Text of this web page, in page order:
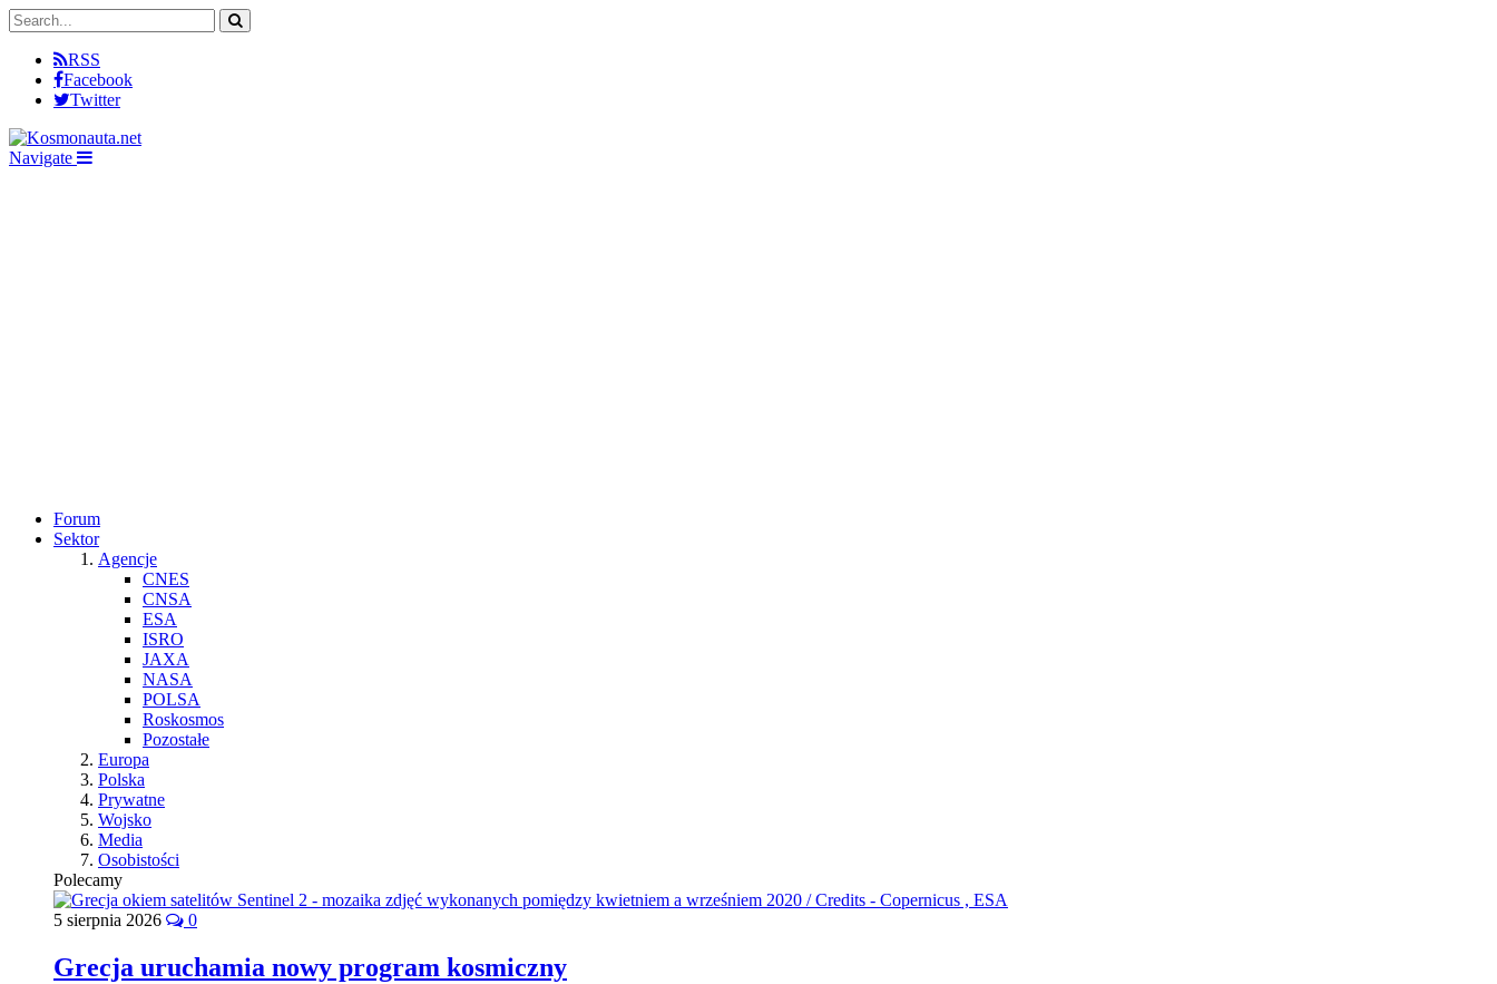
RSS
Facebook
Twitter
Navigate
Forum
Sektor
Agencje
CNES
CNSA
ESA
ISRO
JAXA
NASA
POLSA
Roskosmos
Pozostałe
Europa
Polska
Prywatne
Wojsko
Media
Osobistości
Polecamy
5 sierpnia 2026 0
Grecja uruchamia nowy program kosmiczny